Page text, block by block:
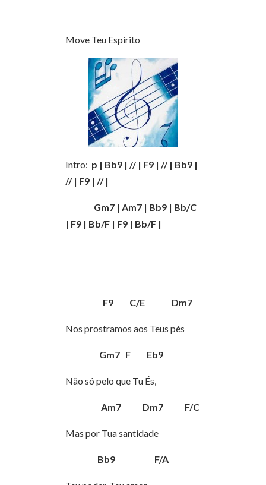
Move Teu Espírito
Intro: p | Bb9 | // | F9 | // | Bb9 |
// | F9 | // |
Gm7 | Am7 | Bb9 | Bb/C
| F9 | Bb/F | F9 | Bb/F |
F9 C/E Dm7
Nos prostramos aos Teus pés
Gm7 F Eb9
Não só pelo que Tu És,
Am7 Dm7 F/C
Mas por Tua santidade
Bb9 F/A